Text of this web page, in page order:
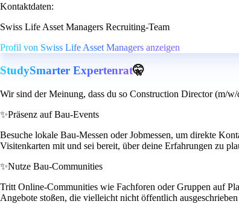
Kontaktdaten:
Swiss Life Asset Managers Recruiting-Team
Profil von Swiss Life Asset Managers anzeigen
StudySmarter Expertenrat🤫
Wir sind der Meinung, dass du so Construction Director (m/w/
✨Präsenz auf Bau-Events
Besuche lokale Bau-Messen oder Jobmessen, um direkte
Visitenkarten mit und sei bereit, über deine Erfahrungen zu
✨Nutze Bau-Communities
Tritt Online-Communities wie Fachforen oder Gruppen auf
Angebote stoßen, die vielleicht nicht öffentlich